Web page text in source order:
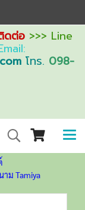
ดต่อ>>> Line
โทร. 098-
ม Tamiya